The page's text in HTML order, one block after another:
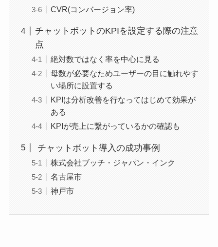
CVR(コンバージョン率)
チャットボットのKPIを設定する際の注意
点
絶対数ではなく率を中心に見る
母数が必要なためユーザーの目に触れやす
い場所に設置する
KPIは分析改善を行なってはじめて効果が
ある
KPIが売上に繋がっているかの確認も
チャットボット導入の成功事例
株式会社ブッチ・ジャパン・インク
名古屋市
神戸市